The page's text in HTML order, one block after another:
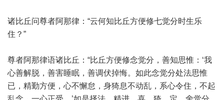
诸比丘问尊者阿那律：“云何知比丘方便修七觉分时生乐
住？”
尊者阿那律语诸比丘：“比丘方便修念觉分，善知思惟：‘我
心善解脱，善害睡眠，善调伏掉悔。如此念觉分处法思惟
已，精勤方便，心不懈怠，身猗息不动乱，系心令住，不起